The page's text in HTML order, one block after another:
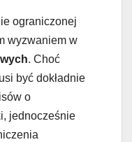
ograniczonej
wyzwaniem w
. Choć
być dokładnie
o
jednocześnie